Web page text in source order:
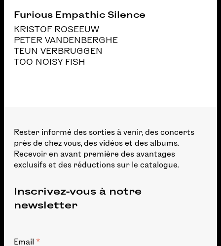
Furious Empathic Silence
KRISTOF ROSEEUW
PETER VANDENBERGHE
TEUN VERBRUGGEN
TOO NOISY FISH
Rester informé des sorties à venir, des concerts
près de chez vous, des vidéos et des albums.
Recevoir en avant première des avantages
exclusifs et des réductions sur le catalogue.
Inscrivez-vous à notre
newsletter
Email *